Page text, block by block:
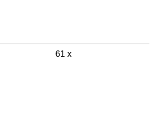
61 x